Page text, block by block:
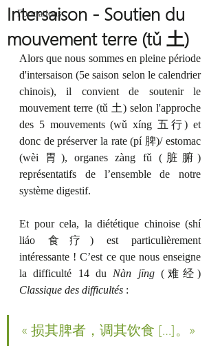
Formations
Intersaison - Soutien du
mouvement terre (tǔ 土)
Alors que nous sommes en pleine période
d'intersaison (5e saison selon le calendrier
chinois), il convient de soutenir le
mouvement terre (tǔ 土) selon l'approche
des 5 mouvements (wǔ xíng 五行) et
donc de préserver la rate (pí 脾)/ estomac
(wèi 胃), organes zàng fǔ (脏腑)
représentatifs de l’ensemble de notre
système digestif.
Et pour cela, la diététique chinoise (shí
liáo 食疗) est particulièrement
intéressante ! C’est ce que nous enseigne
la difficulté 14 du Nàn jīng
Classique des difficultés :
« 损其脾者，调其饮食 […]。»